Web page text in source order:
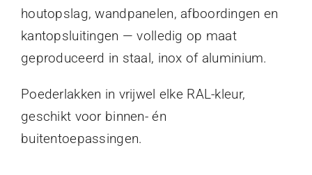
houtopslag, wandpanelen, afboordingen en
kantopsluitingen — volledig op maat
geproduceerd in staal, inox of aluminium.
Poederlakken in vrijwel elke RAL-kleur,
geschikt voor binnen- én
buitentoepassingen.